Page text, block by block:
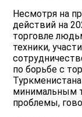
Несмотря на
действий на
торговле
техники,
по борьбе с
минимальным
проблемы,